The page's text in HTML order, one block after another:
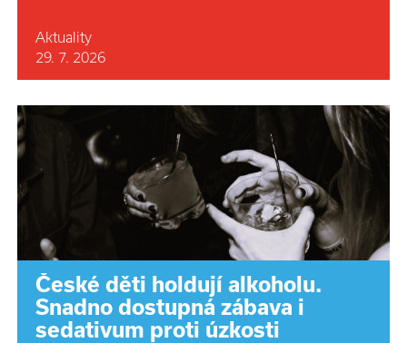
Aktuality
29. 7. 2026
České děti holdují alkoholu.
Snadno dostupná zábava i
sedativum proti úzkosti